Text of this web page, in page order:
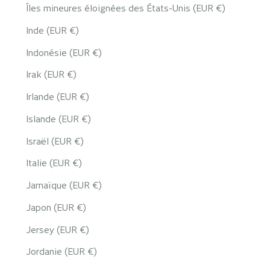
Îles mineures éloignées des États-Unis (EUR €)
Inde (EUR €)
Indonésie (EUR €)
Irak (EUR €)
Irlande (EUR €)
Islande (EUR €)
Israël (EUR €)
Italie (EUR €)
Jamaïque (EUR €)
Japon (EUR €)
Jersey (EUR €)
Jordanie (EUR €)